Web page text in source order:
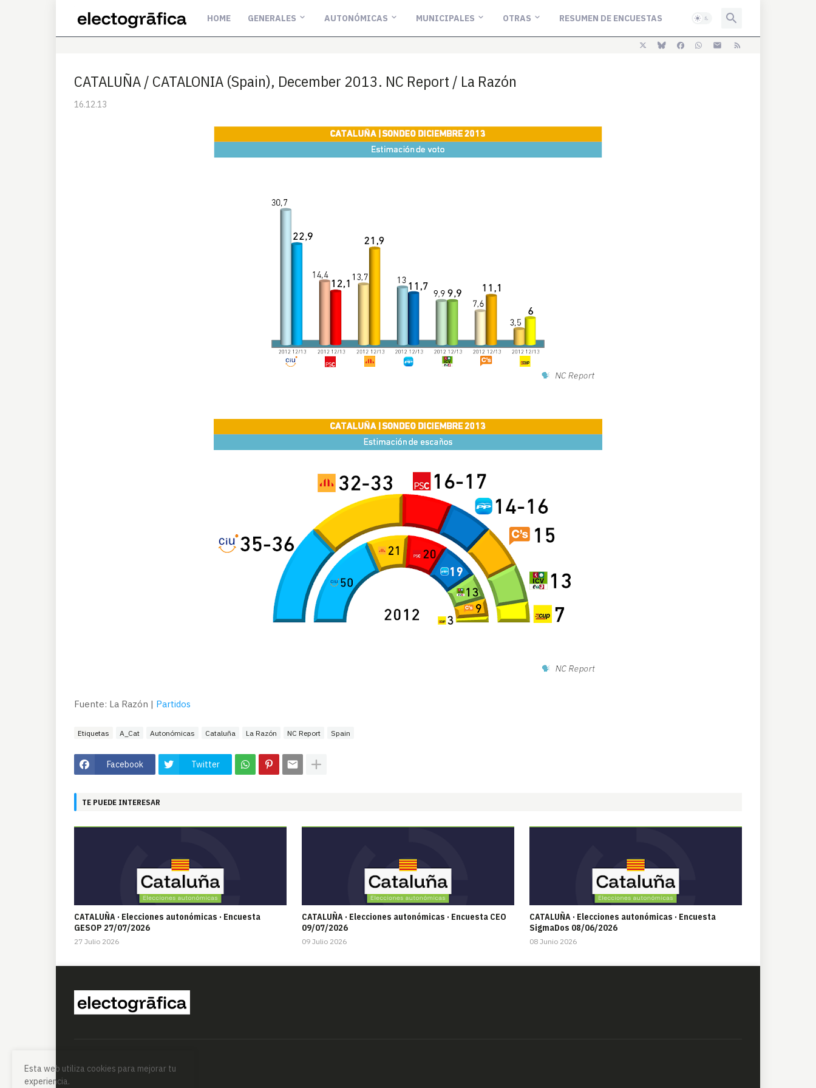
HOME GENERALES AUTONÓMICAS MUNICIPALES OTRAS RESUMEN DE ENCUESTAS
CATALUÑA / CATALONIA (Spain), December 2013. NC Report / La Razón
16.12.13
Fuente: La Razón | Partidos
Etiquetas A_Cat Autonómicas Cataluña La Razón NC Report Spain
Facebook Twitter
TE PUEDE INTERESAR
CATALUÑA · Elecciones autonómicas · Encuesta
GESOP 27/07/2026
27 Julio 2026
CATALUÑA · Elecciones autonómicas · Encuesta CEO
09/07/2026
09 Julio 2026
CATALUÑA · Elecciones autonómicas · Encuesta
SigmaDos 08/06/2026
08 Junio 2026
Esta web utiliza cookies para mejorar tu
experiencia.